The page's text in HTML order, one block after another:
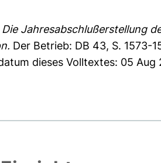
Die Jahresabschlußerstellung
Der Betrieb: DB 43, S. 1573-
dieses Volltextes: 05 Aug